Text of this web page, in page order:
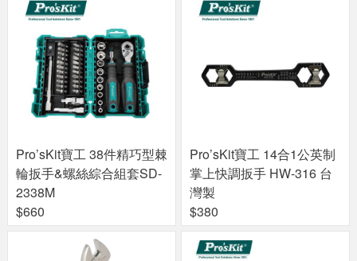
Pro’sKit寶工 38件精巧型棘
輪扳手&螺絲綜合組套SD-
2338M
$660
Pro’sKit寶工 14合1公英制
掌上快調扳手 HW-316 台
灣製
$380